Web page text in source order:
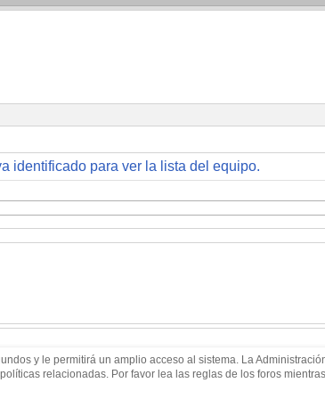
identificado para ver la lista del equipo.
y le permitirá un amplio acceso al sistema. La
relacionadas. Por favor lea las reglas de los foros